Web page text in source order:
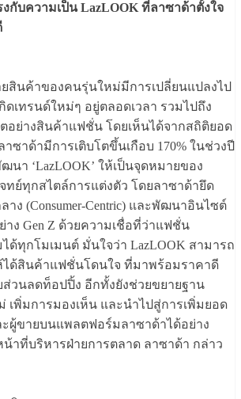
งกับความเป็น LazLOOK ที่ลาซาด้าตั้งใจ
สินค้าของคนรุ่นใหม่มีการเปลี่ยนแปลงไป
เทรนด์ใหม่ๆ อยู่ตลอดเวลา รวมไปถึง
อย่างสินค้าแฟชั่น โดยเห็นได้จากสถิติยอด
ซาด้ามีการเติบโตขึ้นเกือบ 170% ในช่วงปี
นา ‘LazLOOK’ ให้เป็นจุดหมายของ
ย์ทุกสไตล์การแต่งตัว โดยลาซาด้ายึด
ง (Consumer-Centric) และพัฒนาอินไซต์
ง Gen Z ด้วยความเชื่อที่ว่าแฟชั่น
ด้ทุกโมเมนต์ มั่นใจว่า LazLOOK สามารถ
ด้สินค้าแฟชั่นโดนใจ ที่มาพร้อมราคาดี
วนลดท็อปปิ้ง อีกทั้งยังช่วยขยายฐาน
พิ่มการมองเห็น และนำไปสู่การเพิ่มยอด
ผู้ขายบนแพลตฟอร์มลาซาด้าได้อย่าง
น้าที่บริหารฝ่ายการตลาด ลาซาด้า กล่าว